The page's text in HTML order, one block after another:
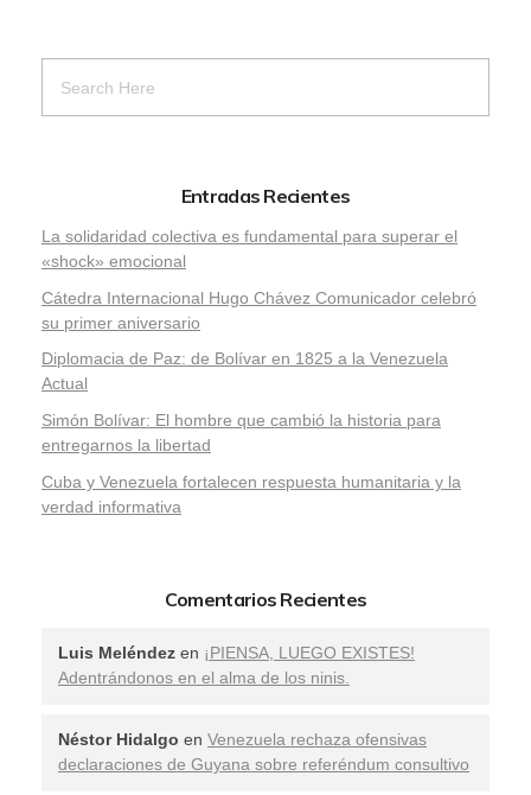
Entradas Recientes
La solidaridad colectiva es fundamental para superar el
«shock» emocional
Cátedra Internacional Hugo Chávez Comunicador celebró
su primer aniversario
Diplomacia de Paz: de Bolívar en 1825 a la Venezuela
Actual
Simón Bolívar: El hombre que cambió la historia para
entregarnos la libertad
​Cuba y Venezuela fortalecen respuesta humanitaria y la
verdad informativa
Comentarios Recientes
Luis Meléndez en ¡PIENSA, LUEGO EXISTES!
Adentrándonos en el alma de los ninis.
Néstor Hidalgo en Venezuela rechaza ofensivas
declaraciones de Guyana sobre referéndum consultivo